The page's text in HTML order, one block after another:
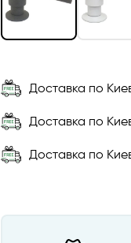
Доставка по
Доставка по
Доставка по